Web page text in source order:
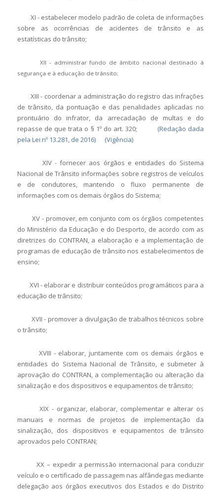
XI - estabelecer modelo padrão de coleta de informações
sobre as ocorrências de acidentes de trânsito e as
estatísticas do trânsito;
XII - administrar fundo de âmbito nacional destinado à
segurança e à educação de trânsito;
XIII - coordenar a administração do registro das infrações
de trânsito, da pontuação e das penalidades aplicadas no
prontuário do infrator, da arrecadação de multas e do
repasse de que trata o § 1ºdo art. 320; (Redação dada
pela Lei nº 13.281, de 2016)
(Vigência)
XIV - fornecer aos órgãos e entidades do Sistema
Nacional de Trânsito informações sobre registros de veículos
e de condutores, mantendo o fluxo permanente de
informações com os demais órgãos do Sistema;
XV - promover, em conjunto com os órgãos competentes
do Ministério da Educação e do Desporto, de acordo com as
diretrizes do CONTRAN, a elaboração e a implementação de
programas de educação de trânsito nos estabelecimentos de
ensino;
XVI - elaborar e distribuir conteúdos programáticos para a
educação de trânsito;
XVII - promover a divulgação de trabalhos técnicos sobre
o trânsito;
XVIII - elaborar, juntamente com os demais órgãos e
entidades do Sistema Nacional de Trânsito, e submeter à
aprovação do CONTRAN, a complementação ou alteração da
sinalização e dos dispositivos e equipamentos de trânsito;
XIX - organizar, elaborar, complementar e alterar os
manuais e normas de projetos de implementação da
sinalização, dos dispositivos e equipamentos de trânsito
aprovados pelo CONTRAN;
XX – expedir a permissão internacional para conduzir
veículo e o certificado de passagem nas alfândegas mediante
delegação aos órgãos executivos dos Estados e do Distrito